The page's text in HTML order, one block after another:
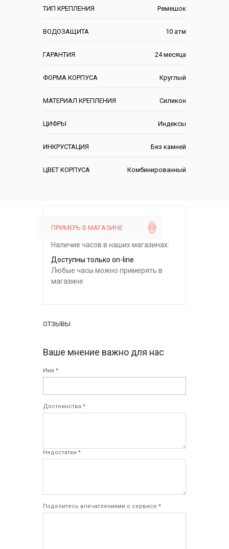
ТИП КРЕПЛЕНИЯ Ремешок
ВОДОЗАЩИТА 10 атм
ГАРАНТИЯ 24 месяца
ФОРМА КОРПУСА Круглый
МАТЕРИАЛ КРЕПЛЕНИЯ Силикон
ЦИФРЫ Индексы
ИНКРУСТАЦИЯ Без камней
ЦВЕТ КОРПУСА Комбинированный
ПРИМЕРЬ В МАГАЗИНЕ
Наличие часов в наших магазинах:
Доступны только on-line
Любые часы можно примерять в
магазине
ОТЗЫВЫ
Ваше мнение важно для нас
Имя *
Достоинства *
Недостатки *
Поделитесь впечатлениями о сервисе *